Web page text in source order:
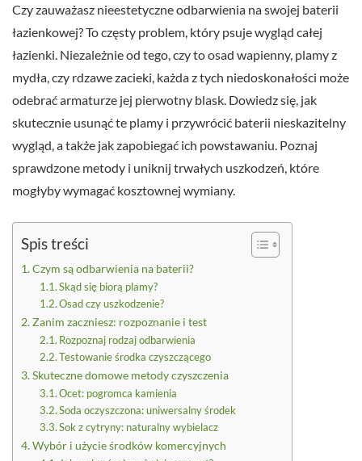
Czy zauważasz nieestetyczne odbarwienia na swojej baterii
łazienkowej? To częsty problem, który psuje wygląd całej
łazienki. Niezależnie od tego, czy to osad wapienny, plamy z
mydła, czy rdzawe zacieki, każda z tych niedoskonałości może
odebrać armaturze jej pierwotny blask. Dowiedz się, jak
skutecznie usunąć te plamy i przywrócić baterii nieskazitelny
wygląd, a także jak zapobiegać ich powstawaniu. Poznaj
sprawdzone metody i uniknij trwałych uszkodzeń, które
mogłyby wymagać kosztownej wymiany.
Spis treści
Czym są odbarwienia na baterii?
Skąd się biorą plamy?
Osad czy uszkodzenie?
Zanim zaczniesz: rozpoznanie i test
Rozpoznaj rodzaj odbarwienia
Testowanie środka czyszczącego
Skuteczne domowe metody czyszczenia
Ocet: pogromca kamienia
Soda oczyszczona: uniwersalny środek
Sok z cytryny: naturalny wybielacz
Wybór i użycie środków komercyjnych